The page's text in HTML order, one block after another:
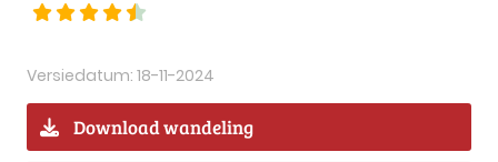
Versiedatum: 18-11-2024
Download wandeling